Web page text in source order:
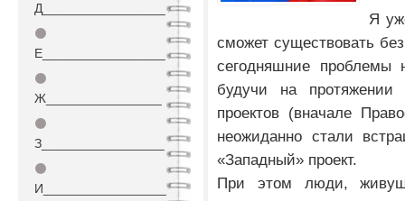
Д_________________
⚫
Е_________________
⚫
Ж________________
⚫
З_________________
⚫
И_________________
Я
сможет существовать
сегодняшние
будучи на протяжении
проектов (вначале
неожиданно стали
«Западный» проект.
При этом люди,